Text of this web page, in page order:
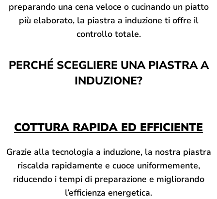
preparando una cena veloce o cucinando un piatto
più elaborato, la piastra a induzione ti offre il
controllo totale.
PERCHÉ SCEGLIERE UNA PIASTRA A
INDUZIONE?
COTTURA RAPIDA ED EFFICIENTE
Grazie alla tecnologia a induzione, la nostra piastra
riscalda rapidamente e cuoce uniformemente,
riducendo i tempi di preparazione e migliorando
l’efficienza energetica.